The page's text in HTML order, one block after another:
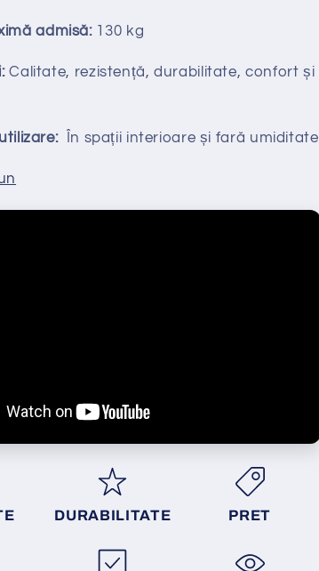
admisă: 130 kg
Calitate, rezistență, durabilitate, confort și
În spații interioare și fară umiditate
DURABILITATE PRET